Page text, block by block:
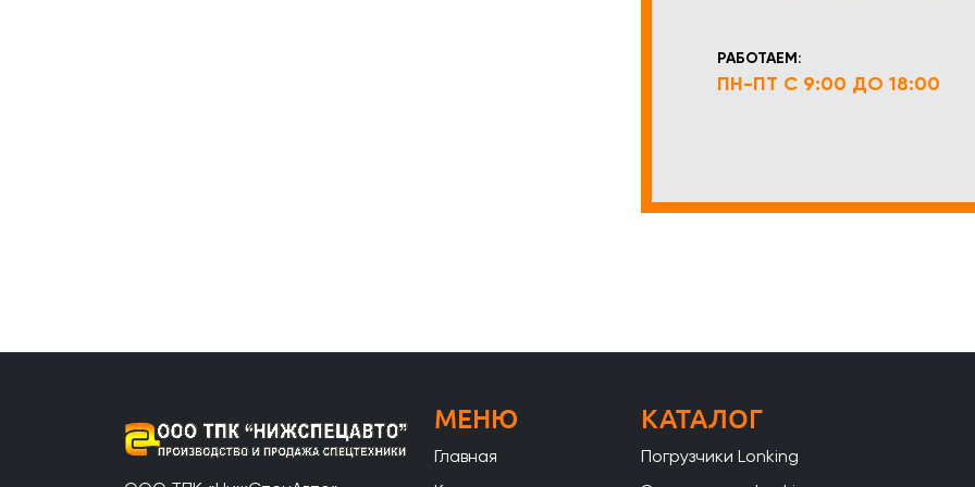
РАБОТАЕМ:
ПН-ПТ С 9:00 ДО 18:00
МЕНЮ
Главная
КАТАЛОГ
Погрузчики Lonking